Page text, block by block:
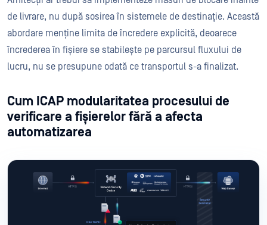
de livrare, nu după sosirea în sistemele de destinație. Această
abordare menține limita de încredere explicită, deoarece
încrederea în fișiere se stabilește pe parcursul fluxului de
lucru, nu se presupune odată ce transportul s-a finalizat.
Cum ICAP modularitatea procesului de
verificare a fișierelor fără a afecta
automatizarea